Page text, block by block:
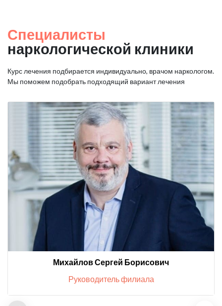
Специалисты
наркологической клиники
Курс лечения подбирается индивидуально, врачом наркологом.
Мы поможем подобрать подходящий вариант лечения
Михайлов Сергей Борисович
Руководитель филиала